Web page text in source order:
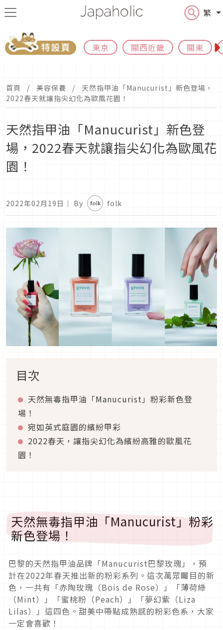
繁
東京 關西近畿 關東
首頁 美容保養
天然指甲油「Manucurist」新色登場，
2022春天就讓指尖幻化為歐風花園！
天然指甲油「Manucurist」新色登
場，2022春天就讓指尖幻化為歐風花
園！
2022年02月19日 ｜ By folk
目次
天然無毒指甲油 「Manucurist 」粉彩新色登
場！
宛如英式庭園的繽紛甲彩
2022春天，讓指尖幻化為繽紛高雅的歐風花
園！
天然無毒指甲油 「Manucurist」粉彩
新色登場！
巴黎的天然指甲油品牌「Manucurist巴黎玫瑰」
，預
計在2022年春天推出新的粉彩系列。這次萬眾矚目的新
色，一共有「赤陶玫瑰（Bois de Rose）」「薄荷綠
（Mint）」「蜜桃粉（Peach）」「夢幻紫（Liza
Lilas）」這四色。甜美中帶點成熟感的粉彩色系，大家
一定會喜歡！